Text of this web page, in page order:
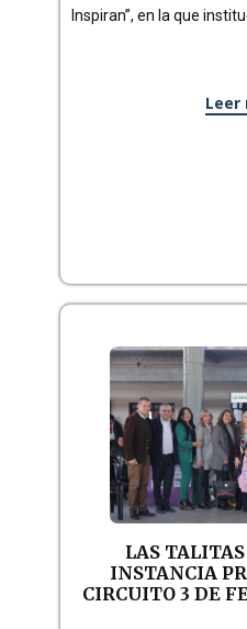
Inspiran”, en la que
Leer
LAS
INSTANCIA
CIRCUITO 3 DE